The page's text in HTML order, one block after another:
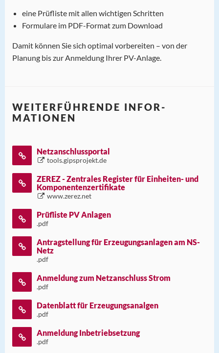
eine Prüfliste mit allen wichtigen Schritten
Formulare im PDF-Format zum Download
Damit können Sie sich optimal vorbereiten – von der
Planung bis zur Anmeldung Ihrer PV-Anlage.
WEITER­FÜHRENDE INFOR­
MATIONEN
Netzanschlussportal
tools.gipsprojekt.de
ZEREZ - Zentrales Register für Einheiten- und
Komponentenzertifikate
www.zerez.net
Prüfliste PV Anlagen
.pdf
Antragstellung für Erzeugungsanlagen am NS-
Netz
.pdf
Anmeldung zum Netzanschluss Strom
.pdf
Datenblatt für Erzeugungsanalgen
.pdf
Anmeldung Inbetriebsetzung
.pdf